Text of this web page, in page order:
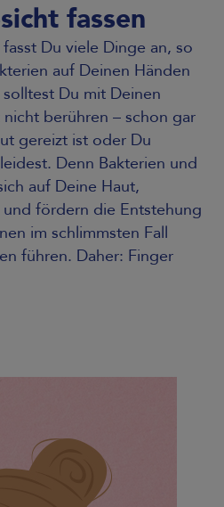
fassen
Du viele Dinge an, so
auf Deinen Händen
Du mit Deinen
berühren – schon gar
gereizt ist oder Du
Denn Bakterien und
auf Deine Haut,
fördern die Entstehung
im schlimmsten Fall
führen. Daher: Finger